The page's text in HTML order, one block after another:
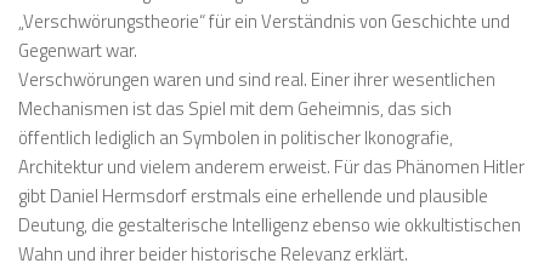
„Verschwörungstheorie“ für ein Verständnis von Geschichte und
Gegenwart war.
Verschwörungen waren und sind real. Einer ihrer wesentlichen
Mechanismen ist das Spiel mit dem Geheimnis, das sich
öffentlich lediglich an Symbolen in politischer Ikonografie,
Architektur und vielem anderem erweist. Für das Phänomen Hitler
gibt Daniel Hermsdorf erstmals eine erhellende und plausible
Deutung, die gestalterische Intelligenz ebenso wie okkultistischen
Wahn und ihrer beider historische Relevanz erklärt.